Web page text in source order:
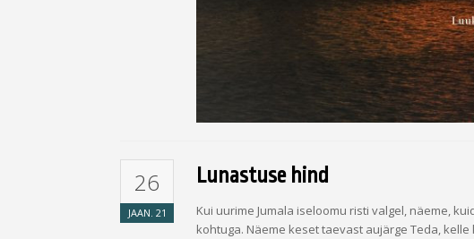
26
JAAN. 21
Lunastuse hind
Kui uurime Jumala iseloomu risti valgel, näeme,
kohtuga. Näeme keset taevast aujärge Teda,